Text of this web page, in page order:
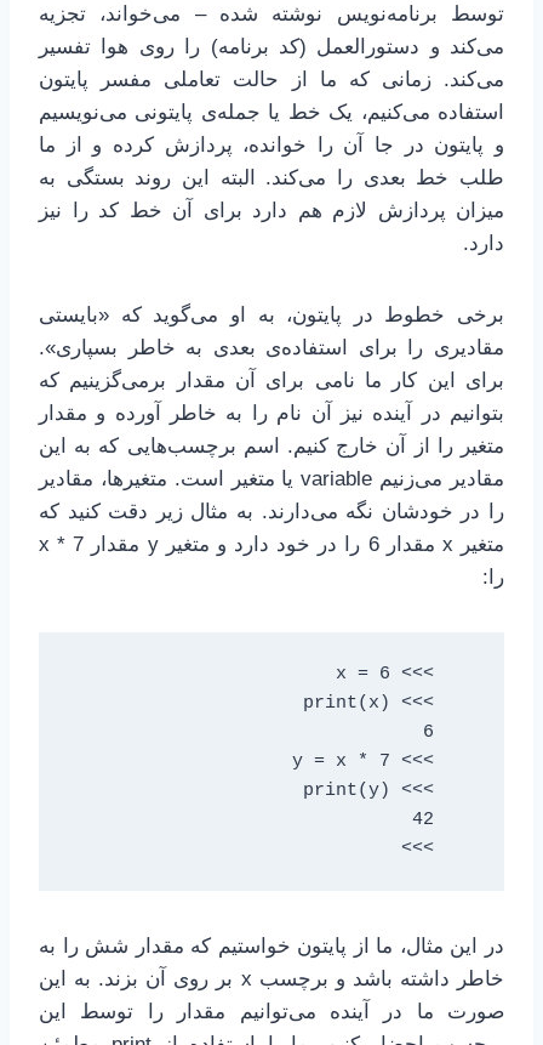
توسط برنامه‌نویس نوشته شده – می‌خواند، تجزیه
می‌کند و دستورالعمل (کد برنامه) را روی هوا تفسیر
می‌کند. زمانی که ما از حالت تعاملی مفسر پایتون
استفاده می‌کنیم، یک خط یا جمله‌ی پایتونی می‌نویسیم
و پایتون در جا آن را خوانده، پردازش کرده و از ما
طلب خط بعدی را می‌کند. البته این روند بستگی به
میزان پردازش لازم هم دارد برای آن خط کد را نیز
دارد.
برخی خطوط در پایتون، به او می‌گوید که «بایستی
مقادیری را برای استفاده‌ی بعدی به خاطر بسپاری».
برای این کار ما نامی برای آن مقدار برمی‌گزینیم که
بتوانیم در آینده نیز آن نام را به خاطر آورده و مقدار
متغیر را از آن خارج کنیم. اسم برچسب‌هایی که به این
مقادیر می‌زنیم variable یا متغیر است. متغیرها، مقادیر
را در خودشان نگه می‌دارند. به مثال زیر دقت کنید که
متغیر x مقدار 6 را در خود دارد و متغیر y مقدار x * 7
را:
    >>>
در این مثال، ما از پایتون خواستیم که مقدار شش را به
خاطر داشته باشد و برچسب x بر روی آن بزند. به این
صورت ما در آینده می‌توانیم مقدار را توسط این